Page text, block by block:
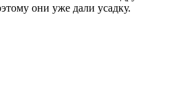
они уже дали усадку.